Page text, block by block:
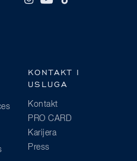
KONTAKT I
USLUGA
Kontakt
PRO CARD
Karijera
Press